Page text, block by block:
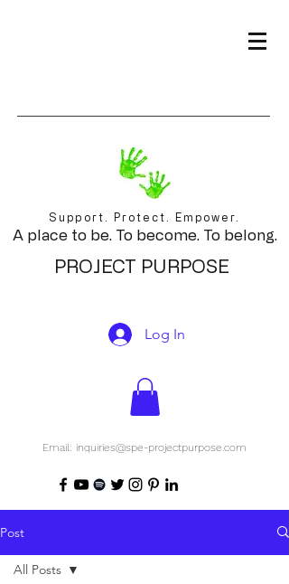
Support. Protect. Empower.
A place to be. To become. To belong.
PROJECT PURPOSE
Log In
Email: inquiries@spe-projectpurpose.com
Post
All Posts